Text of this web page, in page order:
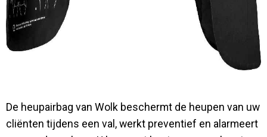
De heupairbag van Wolk beschermt de heupen van uw
cliënten tijdens een val, werkt preventief en alarmeert